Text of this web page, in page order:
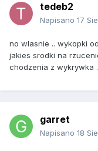
tedeb2
Napisano 17
no wlasnie .. wykopki
jakies srodki na
chodzenia z wykrywka
garret
Napisano 18